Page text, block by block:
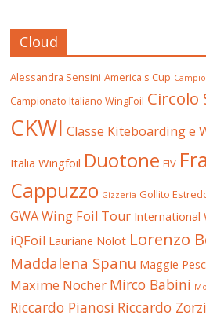
Cloud
Alessandra Sensini America's Cup
Campionato Italiano WingFoil Circolo
CKWI Classe Kiteboarding e
Italia Wingfoil Duotone FIV
Cappuzzo Gizzeria Gollito
GWA Wing Foil Tour International
iQFoil Lauriane Nolot Lorenzo
Maddalena Spanu Maggie
Maxime Nocher Mirco Babini
Riccardo Pianosi Riccardo Zorzi